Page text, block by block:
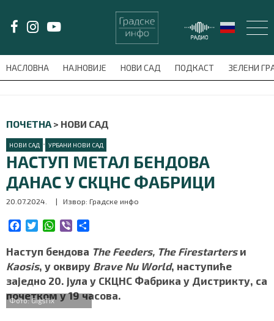
НАСЛОВНА НАЈНОВИЈЕ НОВИ САД ПОДКАСТ ЗЕЛЕНИ
meni'); $this_item = current( wp_filter_object_list(
ПОЧЕТНА > НОВИ САД
НОВИ САД • УРБАНИ НОВИ САД
НАСТУП МЕТАЛ БЕНДОВА
ДАНАС У СКЦНС ФАБРИЦИ
20.07.2024. | Извор: Градске инфо
c
e
b
o
o
k
i
t
t
e
r
W
a
t
s
A
p
p
b
e
r
a
r
e
Наступ бендова The Feeders, The Firestartersи
Kaosis, у оквиру Brave Nu World, наступиће
заједно 20. јула у СКЦНС Фабрика у Дистрикту, са
почетком у 19 часова.
Фото: GigsTix
LAT/ЋИР
НАЈНОВИЈЕ
НОВИ САД
ПОДКАСТ
ЗЕЛЕНИ ГРАД
ВИДЕО
СПЕЦИЈАЛИ